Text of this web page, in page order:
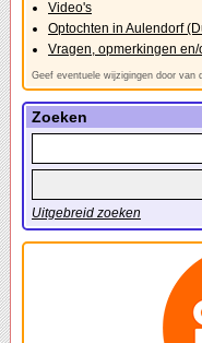
Video's
Optochten in Aulendorf
Vragen, opmerkingen
Geef eventuele wijzigingen door van
Zoeken
Uitgebreid zoeken